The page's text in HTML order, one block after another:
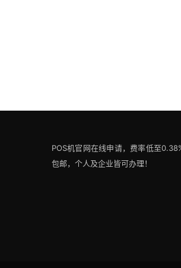
POS机官网在线申请，费率低至
包邮，个人及企业皆可办理！